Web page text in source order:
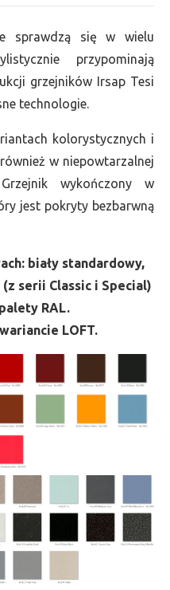
sprawdzą się w wielu
przypominają
grzejników Irsap Tesi
technologie.
kolorystycznych i
w niepowtarzalnej
wykończony w
jest pokryty bezbarwną
biały standardowy,
serii Classic i Special)
RAL.
LOFT.